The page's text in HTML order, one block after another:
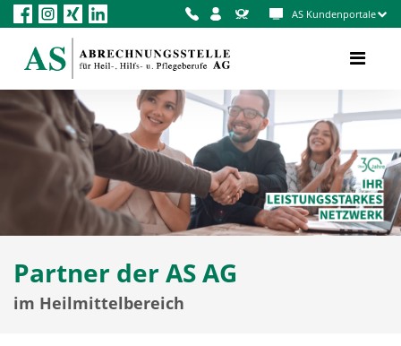
AS Kundenportale
Partner der AS AG
im Heilmittelbereich